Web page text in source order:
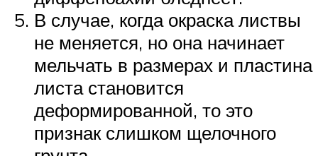
В случае, когда окраска листвы
не меняется, но она начинает
мельчать в размерах и пластина
листа становится
деформированной, то это
признак слишком щелочного